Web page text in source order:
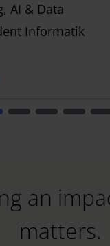
AI & Data
Informatik
an
matters.